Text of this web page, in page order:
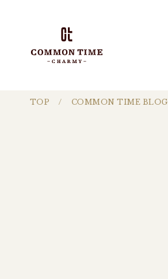
TOP COMMON TIME BLOG